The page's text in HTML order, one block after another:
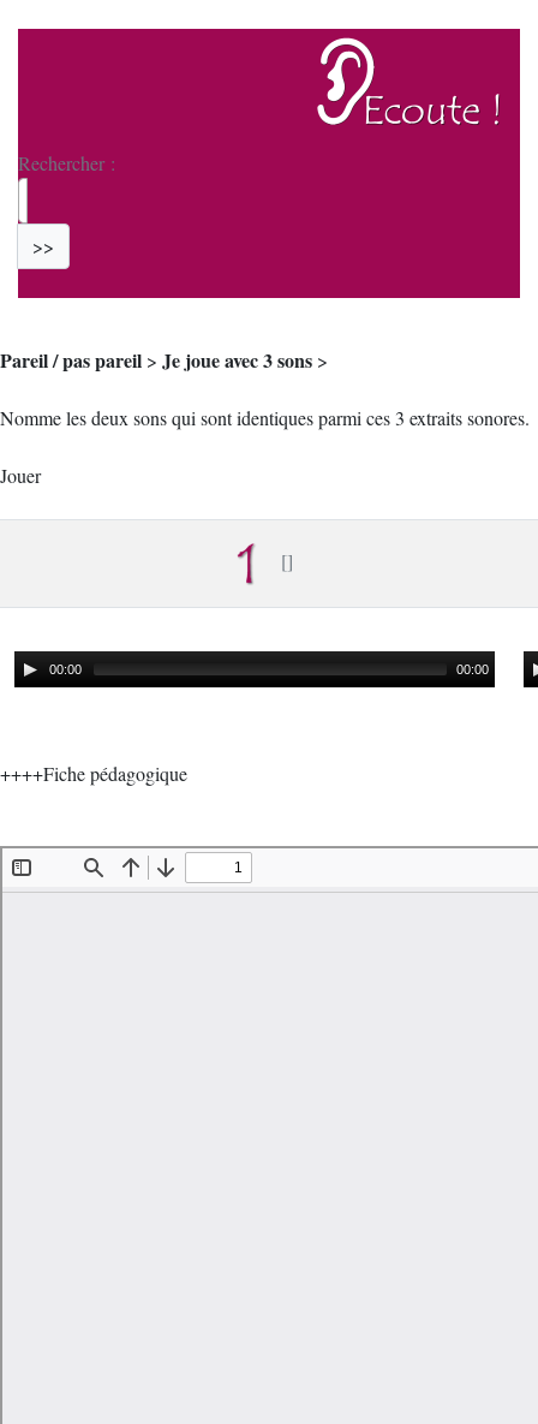
Rechercher :
>>
Pareil / pas pareil > Je joue avec 3 sons >
Nomme les deux sons qui sont identiques parmi ces 3 extraits sonores.
Jouer
00:00 00:00
++++Fiche pédagogique